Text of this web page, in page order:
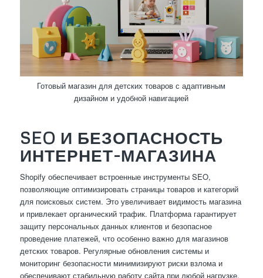
Готовый магазин для детских товаров с адаптивным
дизайном и удобной навигацией
SEO И БЕЗОПАСНОСТЬ
ИНТЕРНЕТ-МАГАЗИНА
Shopify обеспечивает встроенные инструменты SEO,
позволяющие оптимизировать страницы товаров и категорий
для поисковых систем. Это увеличивает видимость магазина
и привлекает органический трафик. Платформа гарантирует
защиту персональных данных клиентов и безопасное
проведение платежей, что особенно важно для магазинов
детских товаров. Регулярные обновления системы и
мониторинг безопасности минимизируют риски взлома и
обеспечивают стабильную работу сайта при любой нагрузке.